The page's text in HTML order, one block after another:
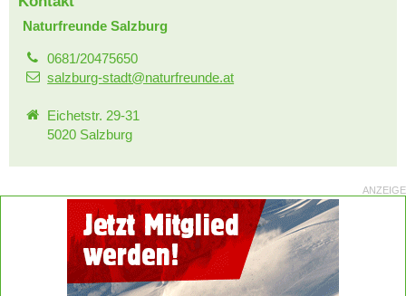
Naturfreunde Salzburg
0681/20475650
salzburg-stadt@naturfreunde.at
Eichetstr. 29-31
5020 Salzburg
ANZEIGE